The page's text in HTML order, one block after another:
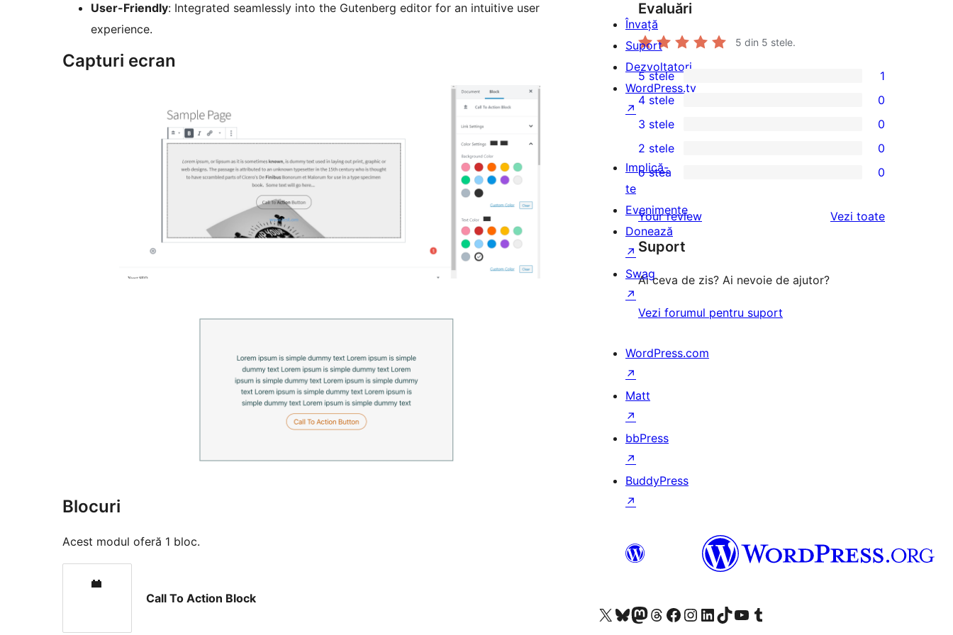
User-Friendly: Integrated seamlessly into the Gutenberg editor for an intuitive user
experience.
Capturi ecran
Blocuri
Acest modul oferă 1 bloc.
Call To Action Block
Evaluări
5 din 5 stele.
1
5
–
recenzie
(stele)
5 stele 1
4
–
recenzii
4 stele 0
0
3
–
(stele)
3 stele 0
2
recenzii
(stele)
2 stele 0
0
–
recenzii
o stea 0
Your review Vezi toaterecenziile
Suport
Ai ceva de zis? Ai nevoie de ajutor?
Vezi forumul pentru suport
Învață
Suport
Dezvoltatori
WordPress.tv
↗
Implică-
te
Evenimente
Donează
↗
Swag
↗
WordPress.com
↗
Matt
↗
bbPress
↗
BuddyPress
↗
Mergi la contul nostru X (fost Twitter)
Vizitează contul nostru Bluesky
Vizitează contul nostru Mastodon
Vizitează contul nostru Threads
Vizitează pagina noastră Facebook
Vizitează-ne pe Instagram
Vizitează-ne pe LinkedIn
Vizitează contul nostru TikTok
Vizitează canalul nostru YouTube
Vizitează contul nostru Tumblr